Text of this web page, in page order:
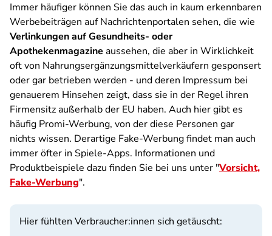
Immer häufiger können Sie das auch in kaum erkennbaren
Werbebeiträgen auf Nachrichtenportalen sehen, die wie
Verlinkungen auf Gesundheits- oder
Apothekenmagazine aussehen, die aber in Wirklichkeit
oft von Nahrungsergänzungsmittelverkäufern gesponsert
oder gar betrieben werden - und deren Impressum bei
genauerem Hinsehen zeigt, dass sie in der Regel ihren
Firmensitz außerhalb der EU haben. Auch hier gibt es
häufig Promi-Werbung, von der diese Personen gar
nichts wissen. Derartige Fake-Werbung findet man auch
immer öfter in Spiele-Apps. Informationen und
Produktbeispiele dazu finden Sie bei uns unter "Vorsicht,
Fake-Werbung".
Hier fühlten Verbraucher:innen sich getäuscht: